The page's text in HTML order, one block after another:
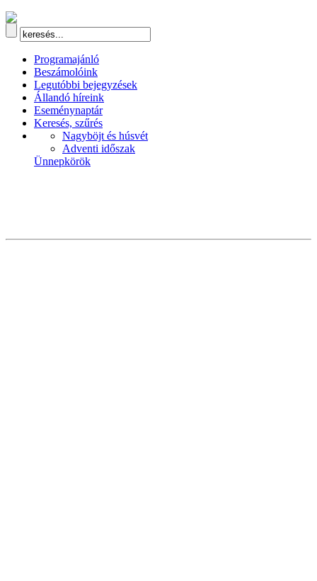
Programajánló
Beszámolóink
Legutóbbi bejegyzések
Állandó híreink
Eseménynaptár
Keresés, szűrés
Nagyböjt és húsvét
Adventi időszak
Ünnepkörök